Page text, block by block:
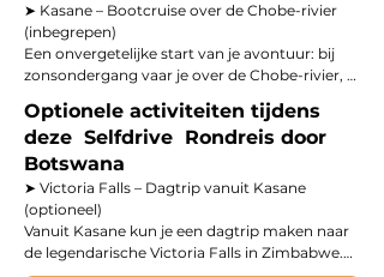
(optioneel)
Ochtend: game drive in Chobe National Park –
kuddes olifanten en buffels langs de rivier.
Namiddag: bootcruise bij zonsondergang over
de Chobe.
Optioneel: dagtrip naar de spectaculaire
Victoria Falls (Zimbabwe).
Overnachting: Kasane.
➤ Dag 3 – Kasane → Ihaha Campsite (Chobe
NP)
Selfdrive langs de Chobe Riverfront (ca. 1 u / 54
➤ Kasane – Bootcruise over de Chobe-rivier
(inbegrepen)
Een onvergetelijke start van je avontuur: bij
zonsondergang vaar je over de Chobe-rivier,
De lucht kleurt warm oranje, de rivier
weerspiegelt het laatste licht — dit is het ritme
van Afrika.
➤ Kasane – Selfdrive game drive in Chobe
National Park
Met je eigen 4x4 rijd je de eerste wildroute van
Optionele activiteiten tijdens
deze Selfdrive Rondreis door
Botswana
➤ Victoria Falls – Dagtrip vanuit Kasane
(optioneel)
Vanuit Kasane kun je een dagtrip maken naar
de legendarische Victoria Falls in Zimbabwe.